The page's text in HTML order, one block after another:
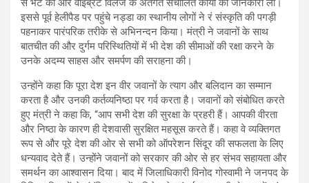
से भेंट की और वाइब्रेंट विलेज के अंतर्गत संचालित कार्यों की जानकारी ली।
इससे पूर्व हेलीपैड पर पहुंचे नड्डा का स्थानीय लोगों ने रं संस्कृति की पगड़ी
पहनाकर पारंपरिक तरीके से अभिनन्दन किया। मंत्री ने जवानों के साथ
बातचीत की और दुर्गम परिस्थितियों में भी देश की सीमाओं की रक्षा करने के
उनके अदम्य साहस और समर्पण की सराहना की।
उन्होंने कहा कि पूरा देश इन वीर जवानों के त्याग और बलिदान का सम्मान
करता है और उनकी कर्तव्यनिष्ठा पर गर्व करता है। जवानों को संबोधित करते
हुए मंत्री ने कहा कि, “आप सभी देश की सुरक्षा के प्रहरी हैं। आपकी वीरता
और निष्ठा के कारण ही देशवासी सुरक्षित महसूस करते हैं। कहा वे व्यक्तिगत
रूप से और पूरे देश की ओर से सभी को ऑपरेशन सिंदूर की सफलता के लिए
धन्यवाद देते हैं। उन्होंने जवानों को सरकार की ओर से हर संभव सहायता और
समर्थन का आश्वासन दिया। बाद में जिलाधिकारी विनोद गोस्वामी ने जनपद के